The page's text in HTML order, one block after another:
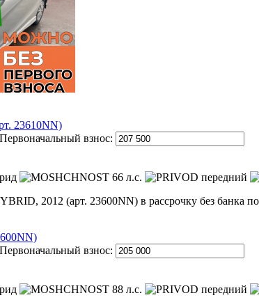
23610NN)
Первоначальный взнос:
66 л.с. передний
Первоначальный взнос:
88 л.с. передний